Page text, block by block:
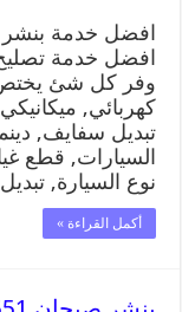
افضل خدمة
افضل خدمة تصليح
وفر كل شئ يختص
كهربائي,
تبديل سفايف,
السيارات, قطع
نوع السيارة,
أكمل القراءة »